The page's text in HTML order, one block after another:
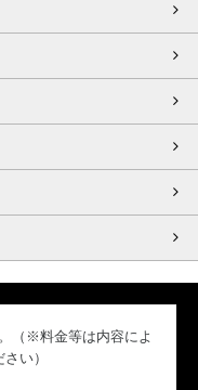
（※料金等は内容によ
い）